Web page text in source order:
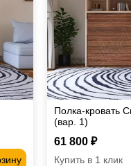
Полка-кровать
(вар. 1)
61 800 ₽
Купить в 1 клик